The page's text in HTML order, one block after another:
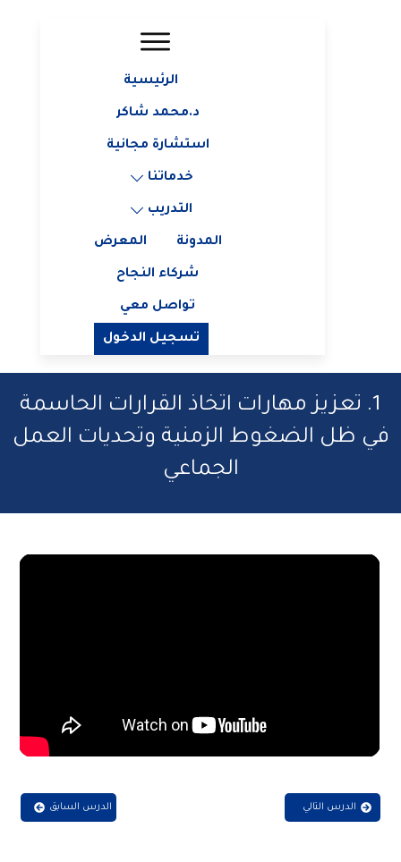
الرئيسية
د.محمد شاكر
استشارة مجانية
خدماتنا
التدريب
المدونة المعرض
شركاء النجاح
تواصل معي
تسجيل الدخول
1. تعزيز مهارات اتخاذ القرارات الحاسمة
ظل الضغوط الزمنية وتحديات العمل
الجماعي
الدرس التالي الدرس السابق